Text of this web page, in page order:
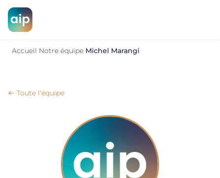
Accueil/Notre équipe/Michel Marangi
← Toute l'équipe